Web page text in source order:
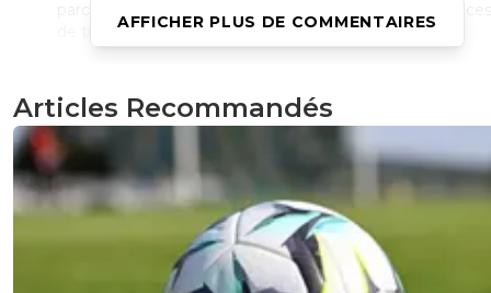
de turinois.
dijaya
ils sont capable de le vendre ces abrutis
0 + Répondre
franck-caldarella 07 août 2024 à 15:37 0
AFFICHER PLUS DE COMMENTAIRES
Articles Recommandés